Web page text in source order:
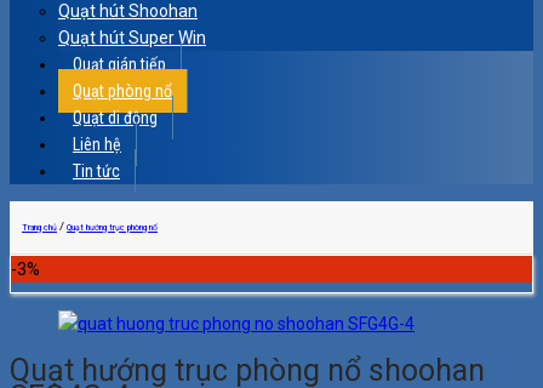
Quạt hút Shoohan
Quạt hút Super Win
Quạt gián tiếp
Quạt phòng nổ
Quạt di động
Liên hệ
Tin tức
Trang chủ / Quạt hướng trục phòng nổ
-3%
Quạt hướng trục phòng nổ shoohan